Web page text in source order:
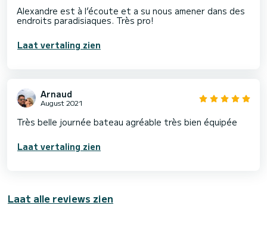
Alexandre est à l’écoute et a su nous amener dans des
endroits paradisiaques. Très pro!
Laat vertaling zien
Arnaud
August 2021
Très belle journée bateau agréable très bien équipée
Laat vertaling zien
Laat alle reviews zien